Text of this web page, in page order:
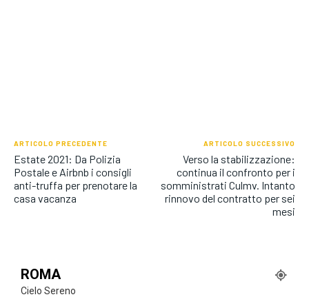
ARTICOLO PRECEDENTE
Estate 2021: Da Polizia
Postale e Airbnb i consigli
anti-truffa per prenotare la
casa vacanza
ARTICOLO SUCCESSIVO
Verso la stabilizzazione:
continua il confronto per i
somministrati Culmv. Intanto
rinnovo del contratto per sei
mesi
ROMA
Cielo Sereno